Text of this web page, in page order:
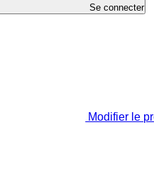
Se connecter
Modifier le